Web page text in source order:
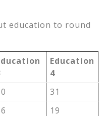
education to round
Education
4
31
19